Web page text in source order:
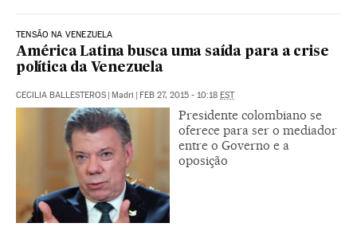
TENSÃO NA VENEZUELA
América Latina busca uma saída para a crise
política da Venezuela
CECILIA BALLESTEROS | Madri | FEB 27, 2015 - 10:18 EST
Presidente colombiano se
oferece para ser o mediador
entre o Governo e a
oposição